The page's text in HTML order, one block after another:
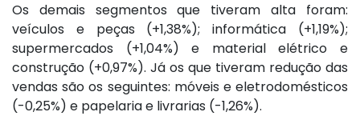
Os demais segmentos que tiveram alta foram:
veículos e peças (+1,38%); informática (+1,19%);
supermercados (+1,04%) e material elétrico e
construção (+0,97%). Já os que tiveram redução das
vendas são os seguintes: móveis e eletrodomésticos
(-0,25%) e papelaria e livrarias (-1,26%).